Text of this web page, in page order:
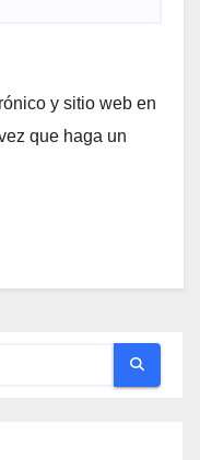
y sitio web en
que haga un